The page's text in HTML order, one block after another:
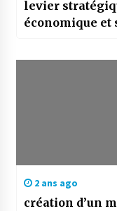
levier
économique et
2 ans ago
création d’un